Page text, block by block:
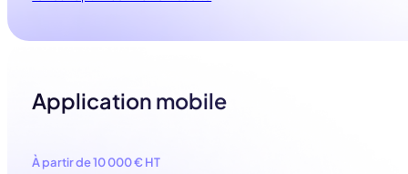
Application mobile
À partir de 10 000 € HT